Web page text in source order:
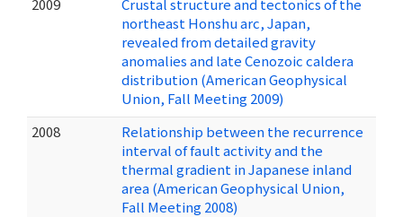
2009
Crustal structure and tectonics of the
northeast Honshu arc, Japan,
revealed from detailed gravity
anomalies and late Cenozoic caldera
distribution (American Geophysical
Union, Fall Meeting 2009)
2008
Relationship between the recurrence
interval of fault activity and the
thermal gradient in Japanese inland
area (American Geophysical Union,
Fall Meeting 2008)